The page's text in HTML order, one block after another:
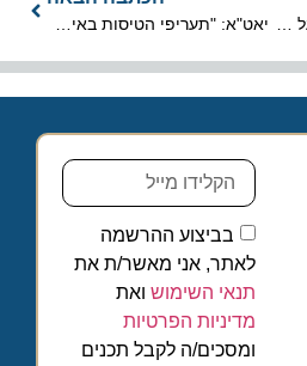
בביצוע ההרשמה
לאתר, אני מאשר/ת את
תנאי השימוש ואת
מדיניות הפרטיות
ומסכים/ה לקבל תכנים